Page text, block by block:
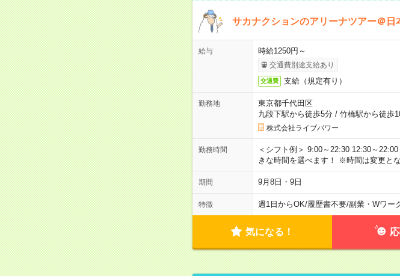
サカナクションのアリーナツアー＠日
給与 時給1250円～
交通費別途支給あり
交通費 支給（規定有り）
勤務地
東京都千代田区
九段下駅から徒歩5分/ 竹橋駅から徒歩
株式会社ライブパワー
勤務時間
＜シフト例＞ 9:00～22:30 12:30～
きな時間を選べます！ ※時間は変更と
期間 9月8日・9日
特徴 週1日からOK/履歴書不要/副業・Wワー
気になる！